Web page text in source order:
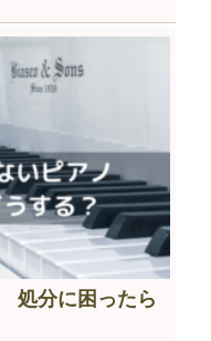
処分に困ったら